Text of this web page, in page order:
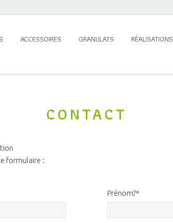
ACCESSOIRES GRANULATS RÉALISATIONS
CONTACT
formulaire :
Prénom?*